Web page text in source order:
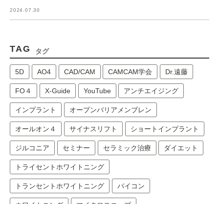
2024.07.30
TAG タグ
5D AO4 CAD/CAM CAMCAM学会 Dr.遠藤
FO４ X-Guide YouTube アンチエイジング
インプラント オープンバリアメンブレン
オールオン４ サイナスリフト ショートインプラント
ジルコニア セミナー セラミック治療 ダイエット
トライセントホワイトニング
トランセントホワイトニング バイコン